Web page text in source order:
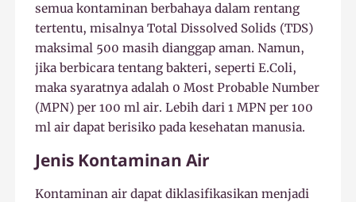
semua kontaminan berbahaya dalam rentang
tertentu, misalnya Total Dissolved Solids (TDS)
maksimal 500 masih dianggap aman. Namun,
jika berbicara tentang bakteri, seperti E.Coli,
maka syaratnya adalah 0 Most Probable Number
(MPN) per 100 ml air. Lebih dari 1 MPN per 100
ml air dapat berisiko pada kesehatan manusia.
Jenis Kontaminan Air
Kontaminan air dapat diklasifikasikan menjadi